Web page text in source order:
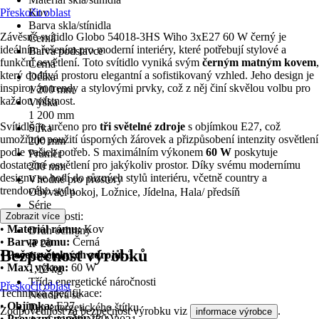
Kov
Barva skla/stínidla
Černá
Barva podstavce
Černá
Délka
1 200 mm
Výška
1 200 mm
Šířka
200 mm
Průměr
200 mm
Vhodné pro prostory
Obývací pokoj, Ložnice, Jídelna, Hala/ předsíň
Série
Wiho
Druh ochrany
IP 20
Hmotnost
1,12 kg
Třída energetické náročnosti
Neudává se
Typ energetického štítku
Přeskočit oblast
Závěsné svítidlo Globo 54018-3HS Wiho 3xE27 60 W černý je
ideálním řešením pro moderní interiéry, které potřebují stylové a
funkční osvětlení. Toto svítidlo vyniká svým černým matným kovem,
který dodává prostoru elegantní a sofistikovaný vzhled. Jeho design je
inspirován trendy a stylovými prvky, což z něj činí skvělou volbu pro
každou místnost.
Svítidlo je určeno pro tři světelné zdroje s objímkou E27, což
umožňuje použití úsporných žárovek a přizpůsobení intenzity osvětlení
podle vašich potřeb. S maximálním výkonem 60 W poskytuje
dostatečné osvětlení pro jakýkoliv prostor. Díky svému modernímu
designu se hodí do různých stylů interiéru, včetně country a
trendového stylu.
Klíčové vlastnosti:
• Materiál rámu:Kov
• Barva rámu: Černá
•Počet světelných zdrojů:3
• Max. výkon: 60 W
Technická specifikace:
•Objímka:E27
Zobrazit více
Bezpečnost výrobků
Přeskočit oblast
Zodpovědnost za bezpečnost výrobku viz informace výrobce .